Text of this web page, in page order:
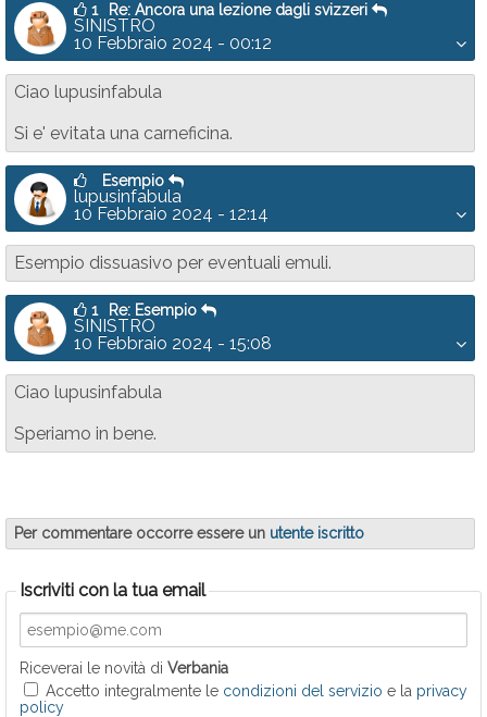
1 Re: Ancora una lezione dagli svizzeri
SINISTRO
10 Febbraio 2024 - 00:12
Ciao lupusinfabula
Si e' evitata una carneficina.
Esempio
lupusinfabula
10 Febbraio 2024 - 12:14
Esempio dissuasivo per eventuali emuli.
1 Re: Esempio
SINISTRO
10 Febbraio 2024 - 15:08
Ciao lupusinfabula
Speriamo in bene.
Per commentare occorre essere un utente iscritto
Iscriviti con la tua email
Riceverai le novità di Verbania
Accetto integralmente le condizioni del servizio e la privacy
policy